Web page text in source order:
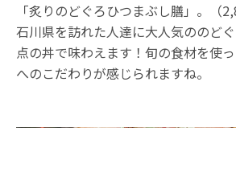
「炙りのどぐろひつまぶし膳」。（
石川県を訪れた人達に大人気ののど
点の丼で味わえます！旬の食材を使
へのこだわりが感じられますね。